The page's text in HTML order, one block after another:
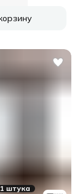
штука